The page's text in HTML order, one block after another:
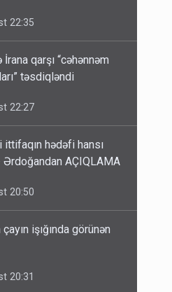
22:35
qarşı “cəhənnəm
təsdiqləndi
22:27
ittifaqın hədəfi hansı
Ərdoğandan AÇIQLAMA
20:50
işığında görünən
20:31